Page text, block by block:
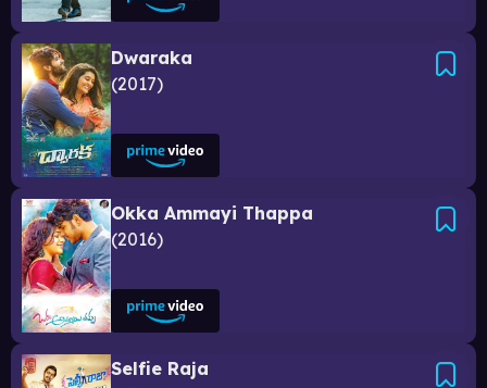
Dwaraka
2017
Okka Ammayi Thappa
2016
Selfie Raja